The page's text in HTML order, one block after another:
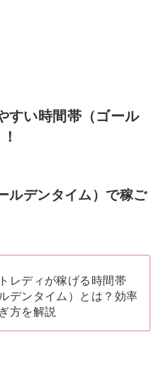
すい時間帯（ゴール
ルデンタイム）で稼ご
レディが稼げる時間帯
ルデンタイム）とは？効率
方を解説